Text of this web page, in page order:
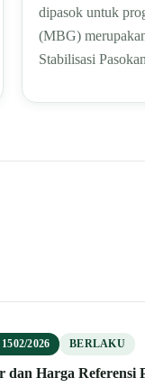
dipasok untuk
(MBG)
Stabilisasi
2026 BERLAKU
dan Harga Referensi